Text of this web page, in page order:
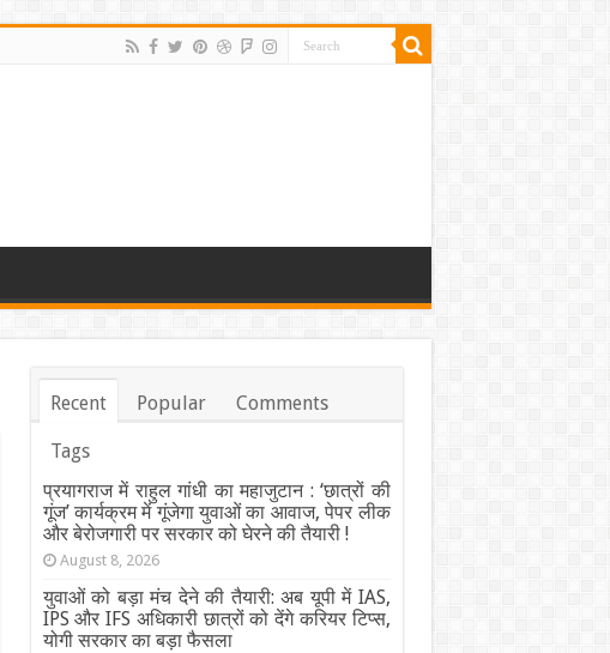
Recent Popular Comments
Tags
प्रयागराज में राहुल गांधी का महाजुटान : ‘छात्रों की
गूंज’ कार्यक्रम में गूंजेगा युवाओं का आवाज, पेपर लीक
और बेरोजगारी पर सरकार को घेरने की तैयारी !
August 8, 2026
युवाओं को बड़ा मंच देने की तैयारी: अब यूपी में IAS,
IPS और IFS अधिकारी छात्रों को देंगे करियर टिप्स,
योगी सरकार का बड़ा फैसला